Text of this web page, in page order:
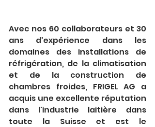
Avec nos 60 collaborateurs et 30
ans d'expérience dans les
domaines des installations de
réfrigération, de la climatisation
et de la construction de
chambres froides, FRIGEL AG a
acquis une excellente réputation
dans l'industrie laitière dans
toute la Suisse et est le